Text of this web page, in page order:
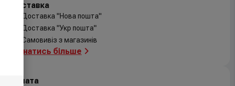
Доставка
Доставка "Нова пошта"
Доставка "Укр пошта"
Самовивіз з магазинів
Дізнатись більше
Оплата